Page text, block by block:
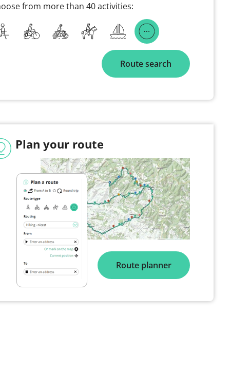
from more than 40 activities:
Route search
Plan your route
Route planner